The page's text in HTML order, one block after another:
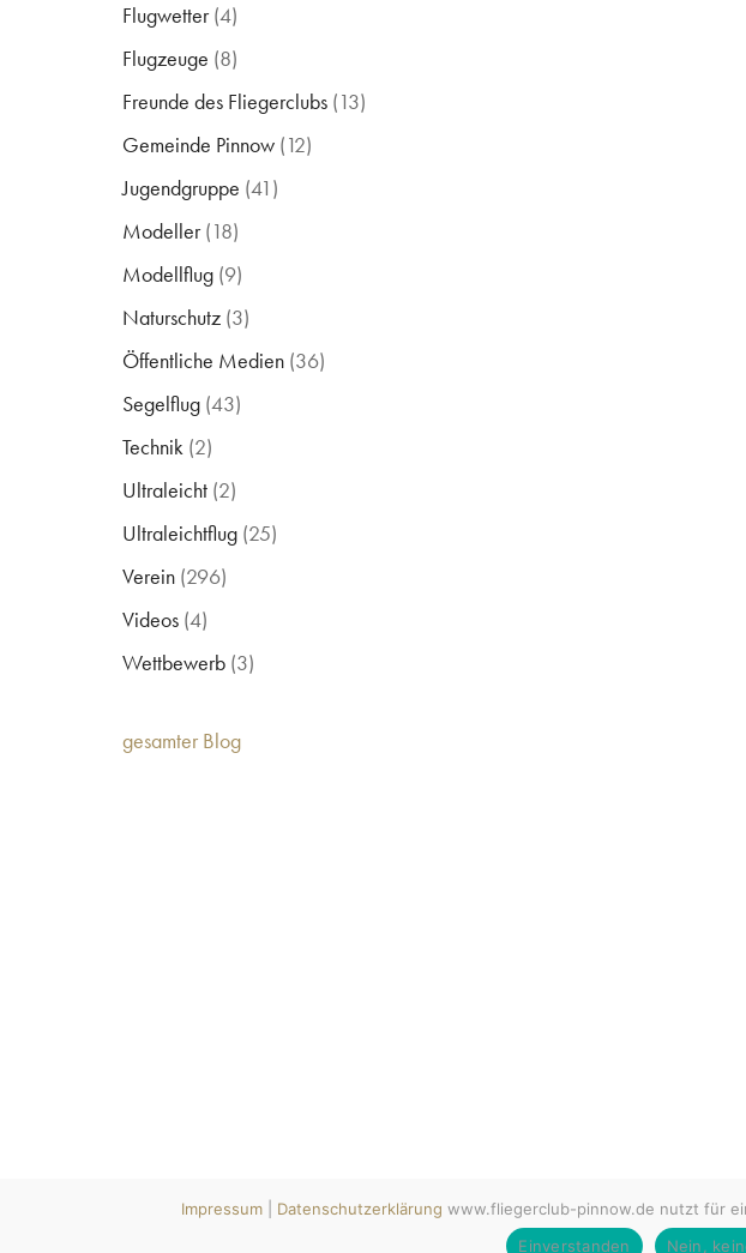
Flugwetter(4)
Flugzeuge (8)
Freunde des Fliegerclubs (13)
Gemeinde Pinnow (12)
Jugendgruppe (41)
Modeller(18)
Modellflug (9)
Naturschutz (3)
Öffentliche Medien (36)
Segelflug (43)
Technik (2)
Ultraleicht (2)
Ultraleichtflug (25)
Verein (296)
Videos (4)
Wettbewerb (3)
gesamter Blog
Impressum Datenschutzerklärung www.fliegerclub-pinnow.de nutzt für
Einverstanden
Nein,